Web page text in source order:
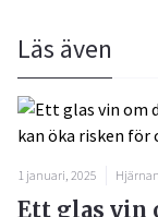
Läs även
1 januari, 2025
Ett glas vin